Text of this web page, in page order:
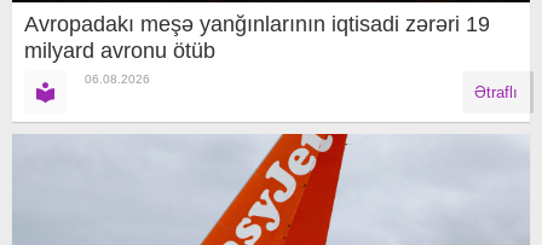
Avropadakı meşə yanğınlarının iqtisadi zərəri 19
milyard avronu ötüb
06.08.2026
Ətraflı